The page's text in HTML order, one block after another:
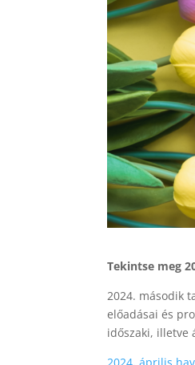
Tekintse meg
2024. második
előadásai és
időszaki, illetve